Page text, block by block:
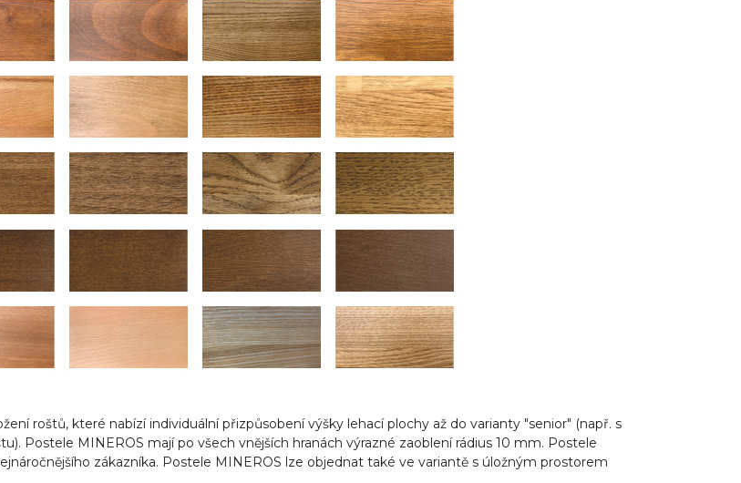
roštů, které nabízí individuální přizpůsobení výšky lehací plochy až do varianty "senior" (např. s
Postele MINEROS mají po všech vnějších hranách výrazné zaoblení rádius 10 mm. Postele
zákazníka. Postele MINEROS lze objednat také ve variantě s úložným prostorem